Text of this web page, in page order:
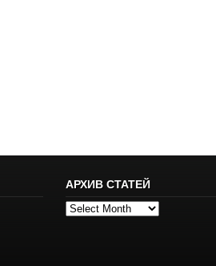
АРХИВ СТАТЕЙ
Архив